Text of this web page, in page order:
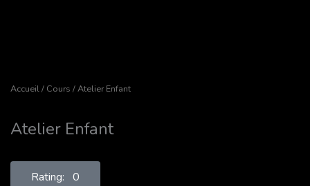
Accueil/ Cours / Atelier Enfant
Atelier Enfant
Rating: 0